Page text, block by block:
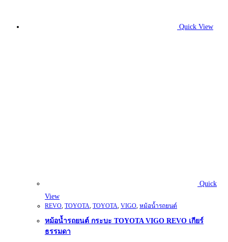
Quick View
Quick
View
REVO TOYOTA TOYOTA VIGO หม้อน้ำรถยนต์
หม้อน้ำรถยนต์ กระบะ TOYOTA VIGO REVO เกียร์
ธรรมดา